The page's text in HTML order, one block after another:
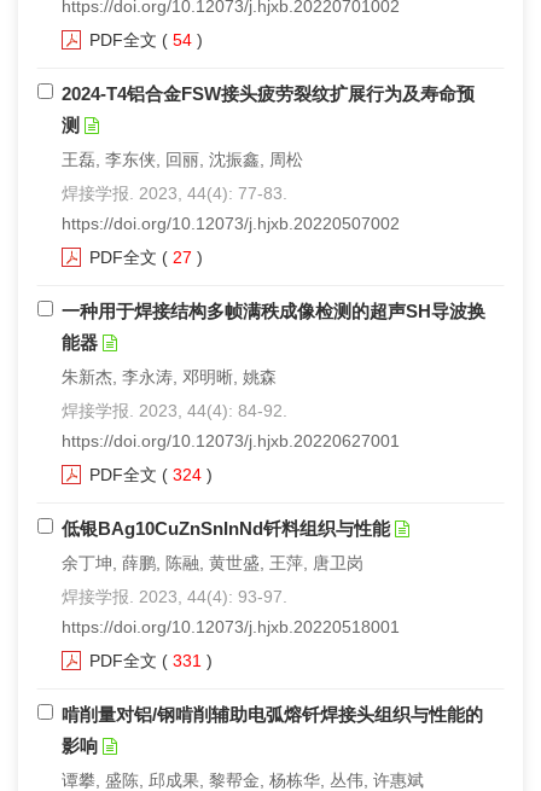
https://doi.org/10.12073/j.hjxb.20220701002
PDF全文 ( 54 )
2024-T4铝合金FSW接头疲劳裂纹扩展行为及寿命预
测
王磊, 李东侠, 回丽, 沈振鑫, 周松
焊接学报. 2023, 44(4): 77-83.
https://doi.org/10.12073/j.hjxb.20220507002
PDF全文 ( 27 )
一种用于焊接结构多帧满秩成像检测的超声SH导波换
能器
朱新杰, 李永涛, 邓明晰, 姚森
焊接学报. 2023, 44(4): 84-92.
https://doi.org/10.12073/j.hjxb.20220627001
PDF全文 ( 324 )
低银BAg10CuZnSnInNd钎料组织与性能
余丁坤, 薛鹏, 陈融, 黄世盛, 王萍, 唐卫岗
焊接学报. 2023, 44(4): 93-97.
https://doi.org/10.12073/j.hjxb.20220518001
PDF全文 ( 331 )
啃削量对铝/钢啃削辅助电弧熔钎焊接头组织与性能的
影响
谭攀, 盛陈, 邱成果, 黎帮金, 杨栋华, 丛伟, 许惠斌